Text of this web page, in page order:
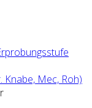
Knabe, Mec, Roh)